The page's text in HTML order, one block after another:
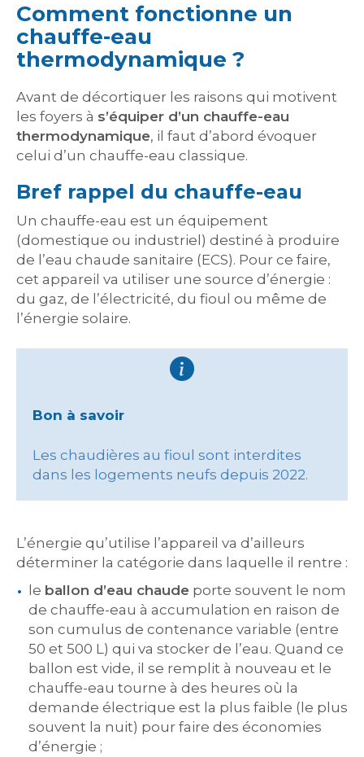
Comment fonctionne un
chauffe-eau
thermodynamique ?
Avant de décortiquer les raisons qui motivent
les foyers à s’équiper d’un chauffe-eau
thermodynamique, il faut d’abord évoquer
celui d’un chauffe-eau classique.
Bref rappel du chauffe-eau
Un chauffe-eau est un équipement
(domestique ou industriel) destiné à produire
de l’eau chaude sanitaire (ECS). Pour ce faire,
cet appareil va utiliser une source d’énergie :
du gaz, de l’électricité, du fioul ou même de
l’énergie solaire.
Bon à savoir
Les chaudières au fioul sont interdites
dans les logements neufs depuis 2022.
L’énergie qu’utilise l’appareil va d’ailleurs
déterminer la catégorie dans laquelle il rentre :
le ballon d’eau chaude porte souvent le nom
de chauffe-eau à accumulation en raison de
son cumulus de contenance variable (entre
50 et 500 L) qui va stocker de l’eau. Quand ce
ballon est vide, il se remplit à nouveau et le
chauffe-eau tourne à des heures où la
demande électrique est la plus faible (le plus
souvent la nuit) pour faire des économies
d’énergie ;